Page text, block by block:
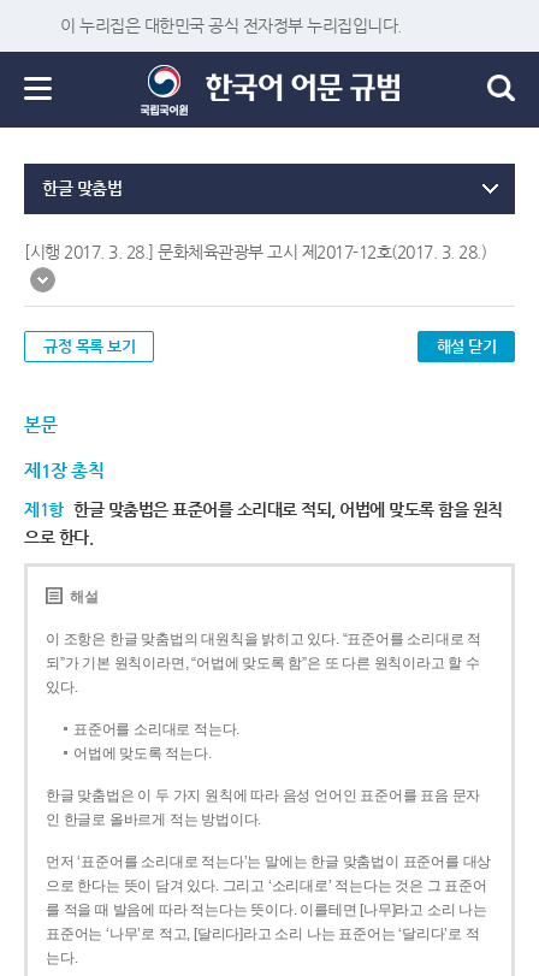
이 누리집은 대한민국 공식 전자정부 누리집입니다.
한글 맞춤법
[시행 2017. 3. 28.] 문화체육관광부 고시 제2017-12호(2017. 3. 28.)
규정 목록 보기 해설 닫기
본문
제1장 총칙
제1항 한글 맞춤법은 표준어를 소리대로 적되, 어법에 맞도록 함을 원칙
으로 한다.
해설
이 조항은 한글 맞춤법의 대원칙을 밝히고 있다. “표준어를 소리대로 적
되”가 기본 원칙이라면, “어법에 맞도록 함”은 또 다른 원칙이라고 할 수
있다.
표준어를 소리대로 적는다.
어법에 맞도록 적는다.
한글 맞춤법은 이 두 가지 원칙에 따라 음성 언어인 표준어를 표음 문자
인 한글로 올바르게 적는 방법이다.
먼저 ‘표준어를 소리대로 적는다’는 말에는 한글 맞춤법이 표준어를 대상
으로 한다는 뜻이 담겨 있다. 그리고 ‘소리대로’ 적는다는 것은 그 표준어
를 적을 때 발음에 따라 적는다는 뜻이다. 이를테면 [나무]라고 소리 나는
표준어는 ‘나무’로 적고, [달리다]라고 소리 나는 표준어는 ‘달리다’로 적
는다.